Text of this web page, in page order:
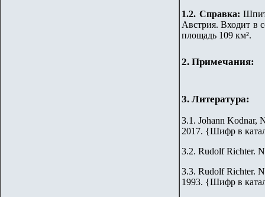
1.2. Справка:
Австрия. Входит в
площадь 109 км².
2. Примечания:
3. Литература:
3.1. Johann Kodnar,
2017. {Шифр в
3.2. Rudolf Richter.
3.3. Rudolf Richter.
1993. {Шифр в